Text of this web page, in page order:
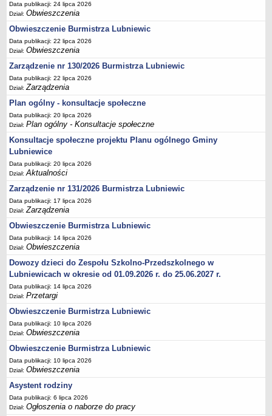
Transmisja z obrad sesji
Zadania i uprawnienia
Skład Rady Miejskiej
Plan pracy Rady Miejskiej
Terminy posiedzeń Rady
Głosowania
Protokoły z posiedzeń Rady Miejskiej
Składy Komisji
Terminy posiedzeń Komisji
Plan pracy Komisji Rewizyjnej
Plan pracy pozostałych Komisji
Oświadczenia majątkowe
Interpelacje radnych wraz z odpowiedziami
Zapytania radnych wraz z odpowiedziami
Apele
JEDNOSTKI ORGANIZACYJNE
Biblioteka - Centrum Kultury
Zespół Szkolno-Przedszkolny
Miejsko-Gminny Ośrodek Pomocy Społecznej
Zakład Gospodarki Komunalnej
Środowiskowy Dom Samopomocy
MAJĄTEK I FINANSE
Budżet Gminy
Majątek Gminy
Sprawozdania z wykonania budżetu - kwartalne
Sprawozdania z wykonania budżetu - półroczne, roczne
Umorzenia, odroczenia, raty
Data publikacji: 24 lipca 2026
Dział:Obwieszczenia
Obwieszczenie Burmistrza Lubniewic
Data publikacji: 22 lipca 2026
Dział:Obwieszczenia
Zarządzenie nr 130/2026 Burmistrza Lubniewic
Data publikacji: 22 lipca 2026
Dział:Zarządzenia
Plan ogólny - konsultacje społeczne
Data publikacji: 20 lipca 2026
Dział:Plan ogólny - Konsultacje społeczne
Konsultacje społeczne projektu Planu ogólnego Gminy
Lubniewice
Data publikacji: 20 lipca 2026
Dział:Aktualności
Zarządzenie nr 131/2026 Burmistrza Lubniewic
Data publikacji: 17 lipca 2026
Dział:Zarządzenia
Obwieszczenie Burmistrza Lubniewic
Data publikacji: 14 lipca 2026
Dział:Obwieszczenia
Dowozy dzieci do Zespołu Szkolno-Przedszkolnego w
Lubniewicach w okresie od 01.09.2026 r. do 25.06.2027 r.
Data publikacji: 14 lipca 2026
Dział:Przetargi
Obwieszczenie Burmistrza Lubniewic
Data publikacji: 10 lipca 2026
Dział:Obwieszczenia
Obwieszczenie Burmistrza Lubniewic
Data publikacji: 10 lipca 2026
Dział:Obwieszczenia
Asystent rodziny
Data publikacji: 6 lipca 2026
Dział:Ogłoszenia o naborze do pracy